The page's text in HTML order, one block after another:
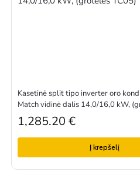
Kasetinė split tipo inverter oro
Match vidinė dalis 14,0/16,0 kW,
1,285.20 €
Į krepšelį